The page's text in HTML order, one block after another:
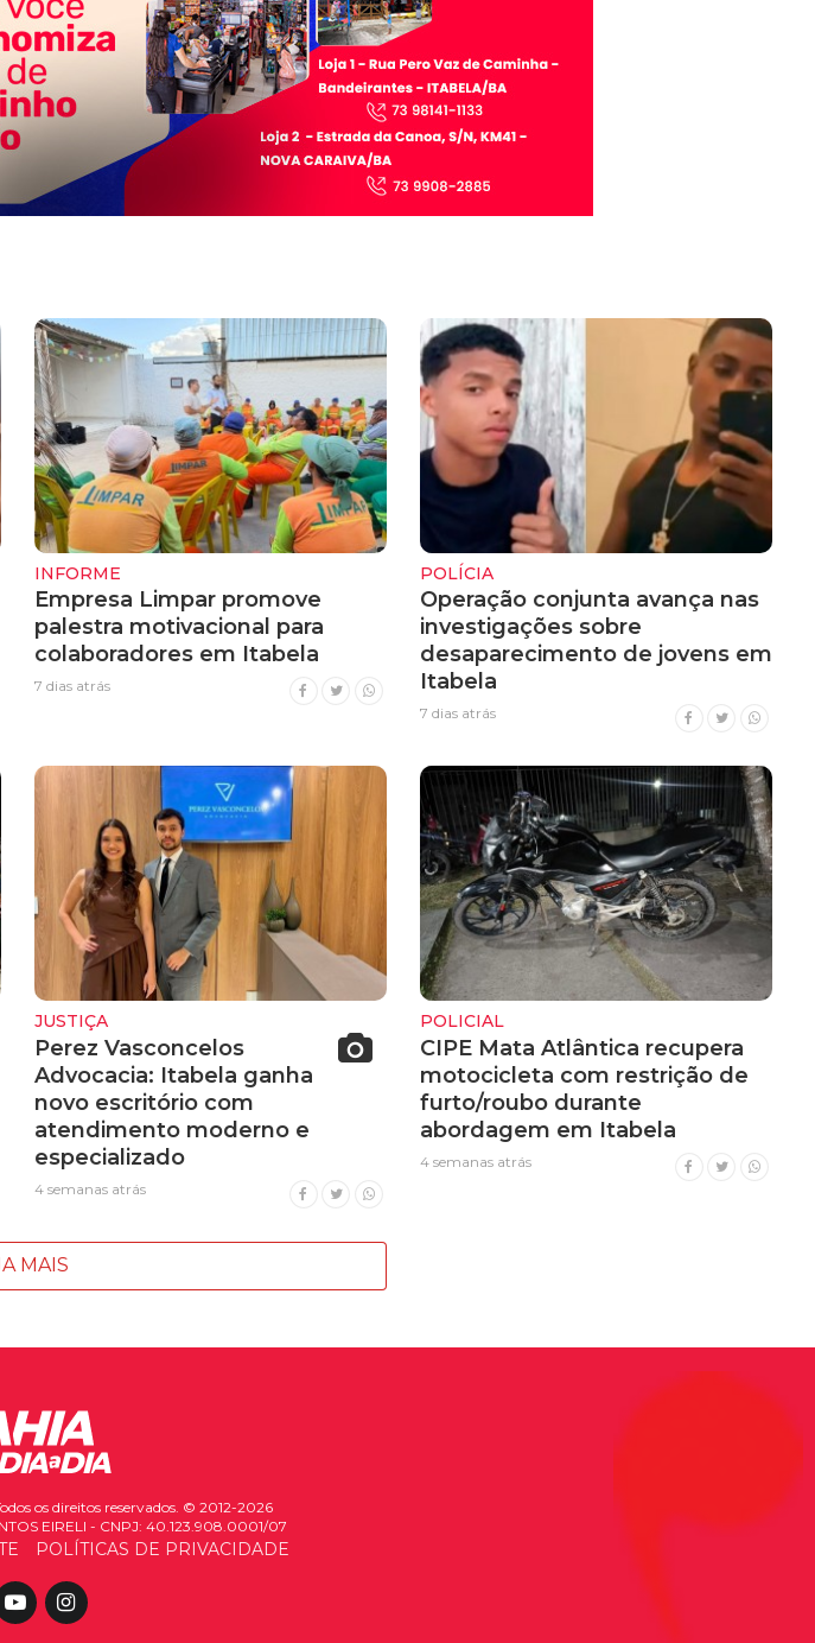
INFORME
Empresa Limpar promove
palestra motivacional para
colaboradores em Itabela
7 dias atrás
POLÍCIA
Operação conjunta avança nas
investigações sobre
desaparecimento de jovens em
Itabela
7 dias atrás
JUSTIÇA
Perez Vasconcelos
Advocacia: Itabela ganha
novo escritório com
atendimento moderno e
especializado
4 semanas atrás
POLICIAL
CIPE Mata Atlântica recupera
motocicleta com restrição de
furto/roubo durante
abordagem em Itabela
4 semanas atrás
MAIS
os direitos reservados. © 2012-2026
EIRELI - CNPJ: 40.123.908.0001/07
POLÍTICAS DE PRIVACIDADE